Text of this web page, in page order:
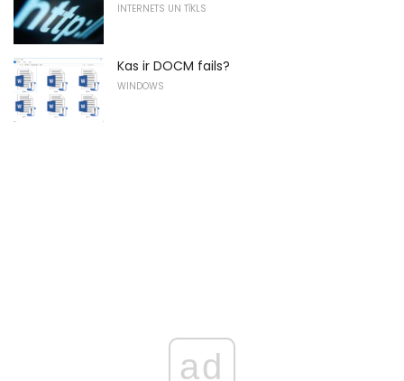
INTERNETS UN TĪKLS
Kas ir DOCM fails?
WINDOWS
ad